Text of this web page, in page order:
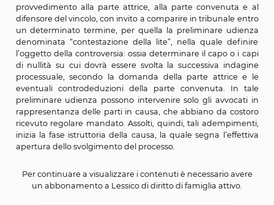
matrimonio sia dichiarato nullo. Devono essere
eventuali documenti di supporto ed indicati i mezzi di
Il libello verrà poi notificato al coniuge
difensore del vincolo.
Dal 2005 la presentazione del libello può avvenire
modo congiunto tra i coniugi con l’assistenza di
avvocato.
Il processo prosegue poi con una propria specifica